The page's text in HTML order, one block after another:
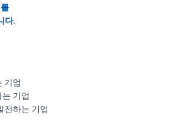
설
다.
기업
기업
전하는 기업